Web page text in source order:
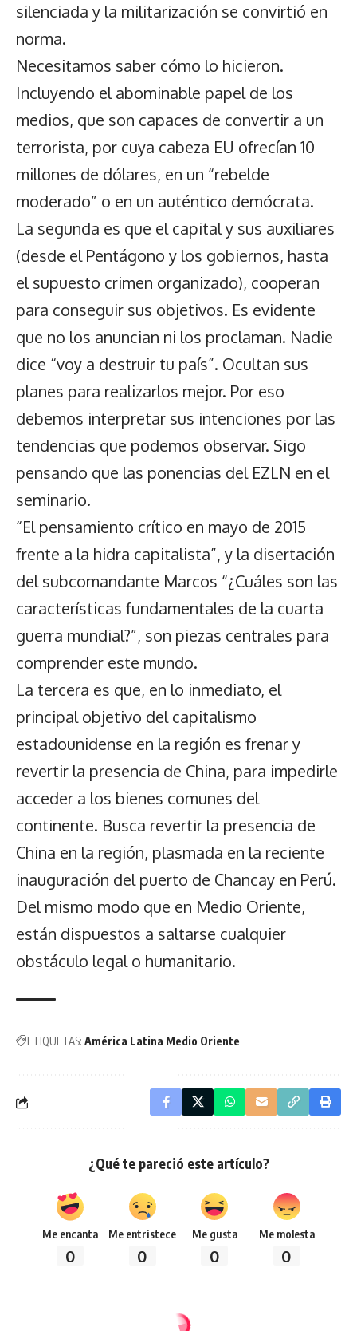
silenciada y la militarización se convirtió en
norma.
Necesitamos saber cómo lo hicieron.
Incluyendo el abominable papel de los
medios, que son capaces de convertir a un
terrorista, por cuya cabeza EU ofrecían 10
millones de dólares, en un “rebelde
moderado” o en un auténtico demócrata.
La segunda es que el capital y sus auxiliares
(desde el Pentágono y los gobiernos, hasta
el supuesto crimen organizado), cooperan
para conseguir sus objetivos. Es evidente
que no los anuncian ni los proclaman. Nadie
dice “voy a destruir tu país”. Ocultan sus
planes para realizarlos mejor. Por eso
debemos interpretar sus intenciones por las
tendencias que podemos observar. Sigo
pensando que las ponencias del EZLN en el
seminario.
“El pensamiento crítico en mayo de 2015
frente a la hidra capitalista”, y la disertación
del subcomandante Marcos “¿Cuáles son las
características fundamentales de la cuarta
guerra mundial?”, son piezas centrales para
comprender este mundo.
La tercera es que, en lo inmediato, el
principal objetivo del capitalismo
estadounidense en la región es frenar y
revertir la presencia de China, para impedirle
acceder a los bienes comunes del
continente. Busca revertir la presencia de
China en la región, plasmada en la reciente
inauguración del puerto de Chancay en Perú.
Del mismo modo que en Medio Oriente,
están dispuestos a saltarse cualquier
obstáculo legal o humanitario.
ETIQUETAS: América Latina Medio Oriente
¿Qué te pareció este artículo?
Me encanta
0
Me entristece
0
Me gusta
0
Me molesta
0